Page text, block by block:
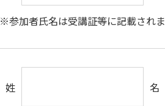
※参加者氏名は受講証等に記載され
姓 名